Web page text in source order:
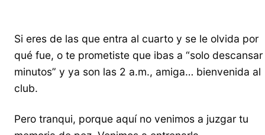
Si eres de las que entra al cuarto y se le olvida por
qué fue, o te prometiste que ibas a “solo
minutos” y ya son las 2 a.m., amiga… bienvenida al
club.
Pero tranqui, porque aquí no venimos a juzgar tu